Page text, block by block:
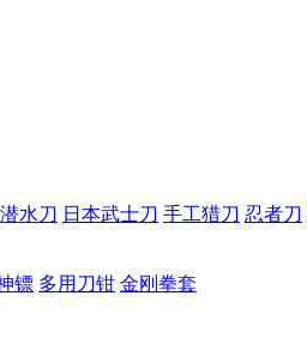
潜水刀 日本武士刀 手工猎刀 忍者刀
镖 多用刀钳 金刚拳套